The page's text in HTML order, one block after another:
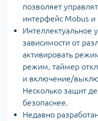
позволяет
интерфейс Mobus и
Интеллектуальное
зависимости от
активировать
режим, таймер
и включение/
Несколько защит
безопаснее.
Недавно